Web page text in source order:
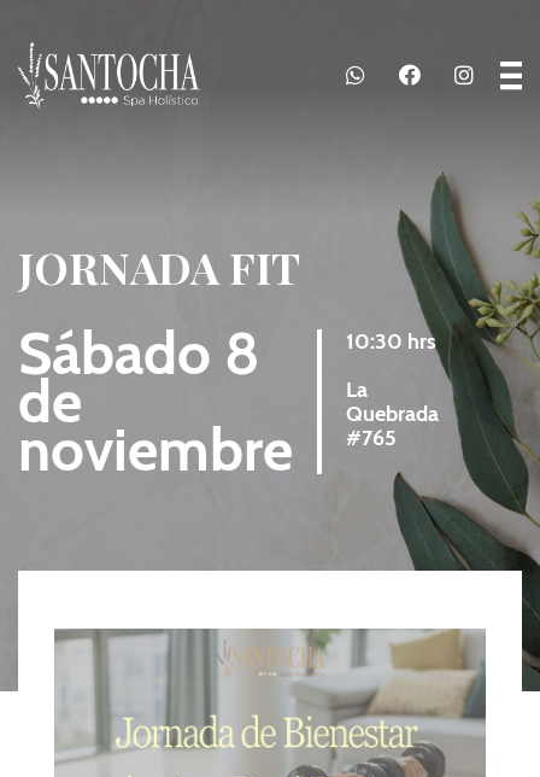
JORNADA FIT
Sábado 8
de
noviembre
10:30 hrs
La
Quebrada
#765